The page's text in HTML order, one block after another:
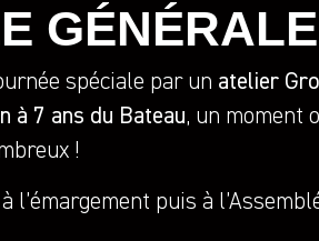
GÉNÉRALE
spéciale par un atelier
à 7 ans du Bateau, un moment
!
l’émargement puis à